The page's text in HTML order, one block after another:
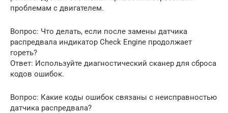
проблемам с двигателем.
Вопрос: Что делать, если после замены датчика
распредвала индикатор Check Engine продолжает
гореть?
Ответ: Используйте диагностический сканер для сброса
кодов ошибок.
Вопрос: Какие коды ошибок связаны с неисправностью
датчика распредвала?